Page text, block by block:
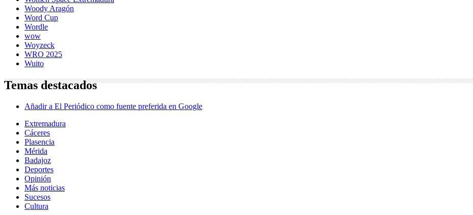
Woody Aragón
Word Cup
Wordle
wow
Woyzeck
WRO 2025
Wuito
Temas destacados
Añadir a El Periódico como fuente preferida en Google
Extremadura
Cáceres
Plasencia
Mérida
Badajoz
Deportes
Opinión
Más noticias
Sucesos
Cultura